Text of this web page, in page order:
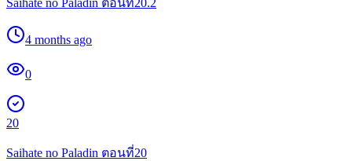
4 months ago
0
20
Saihate no Paladin ตอนที่20